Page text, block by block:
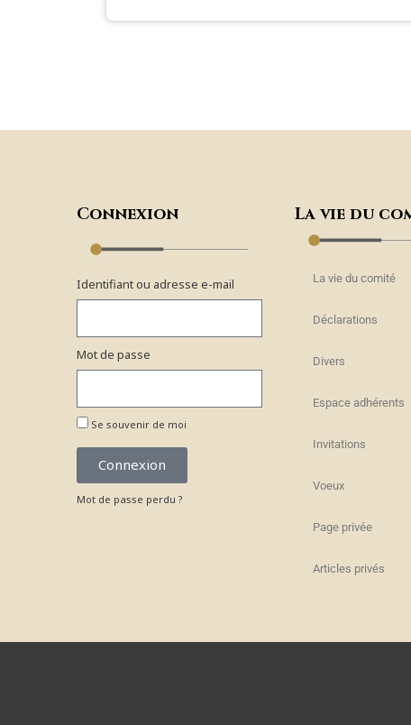
Connexion
Identifiant ou adresse e-mail
Mot de passe
Se souvenir de moi
Connexion
Mot de passe perdu ?
La vie du
La vie du comité
Déclarations
Divers
Espace adhérents
Invitations
Voeux
Page privée
Articles privés